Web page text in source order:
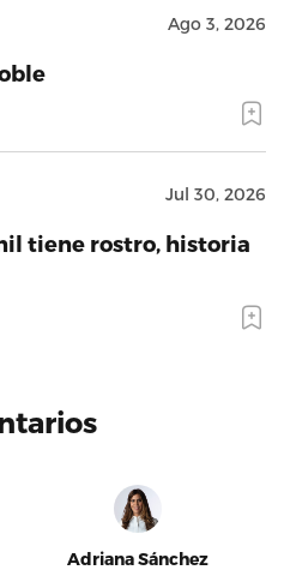
Ago 3, 2026
Jul 30, 2026
tiene rostro, historia
Adriana Sánchez